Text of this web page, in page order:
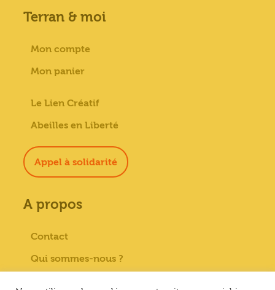
Terran & moi
Mon compte
Mon panier
Le Lien Créatif
Abeilles en Liberté
Appel à solidarité
A propos
Contact
Qui sommes-nous ?